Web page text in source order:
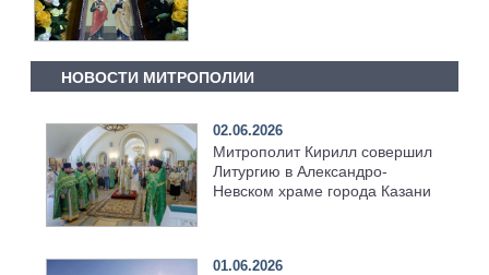
НОВОСТИ МИТРОПОЛИИ
02.06.2026
Митрополит Кирилл совершил
Литургию в Александро-
Невском храме города Казани
01.06.2026